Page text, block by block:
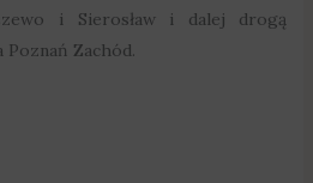
i Sierosław i dalej drogą
Poznań Zachód.